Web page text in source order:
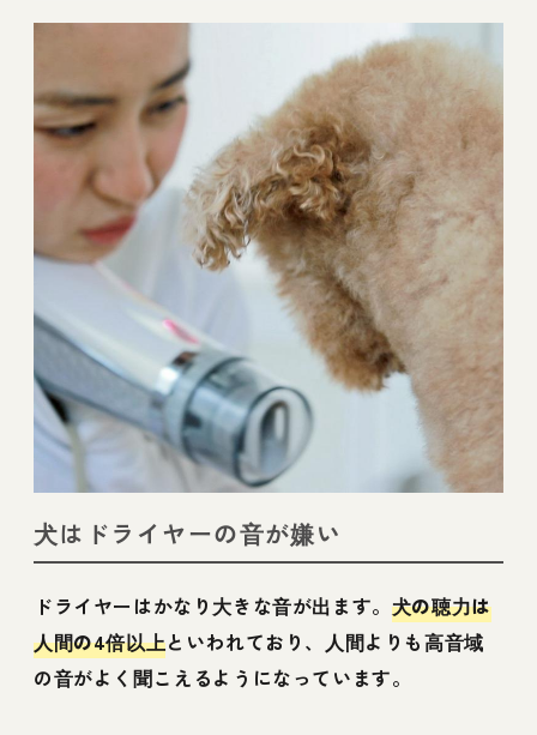
犬はドライヤーの音が嫌い
ドライヤーはかなり大きな音が出ます。 犬の聴力は
人間の4倍以上といわれており、人間よりも高音域
の音がよく聞こえるようになっています。